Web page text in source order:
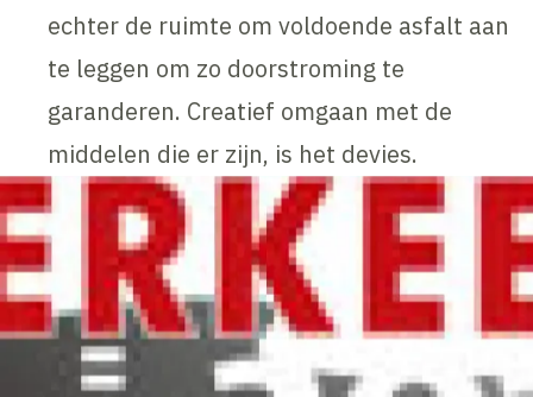
echter de ruimte om voldoende asfalt aan
te leggen om zo doorstroming te
garanderen. Creatief omgaan met de
middelen die er zijn, is het devies.